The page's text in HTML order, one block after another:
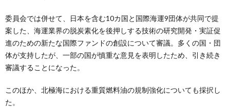
委員会では併せて、日本を含む10カ国と国際海運9団体が共同で提
案した、海運業界の脱炭素化を後押しする技術の研究開発・実証促
進のための新たな国際ファンドの創設について審議。多くの国・団
体が支持したが、一部の国が慎重な意見を表明したため、引き続き
審議することになった。
このほか、北極海における重質燃料油の規制強化についても採択し
た。